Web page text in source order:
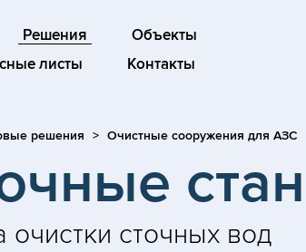
Решения
Объекты
листы Контакты
решения Очистные сооружения для АЗС
очистки сточных вод